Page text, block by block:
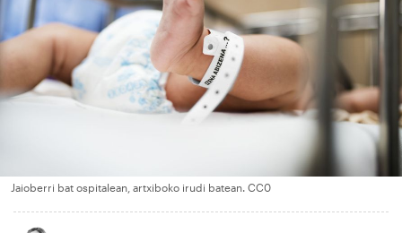
Jaioberri bat ospitalean, artxiboko irudi batean. CC0